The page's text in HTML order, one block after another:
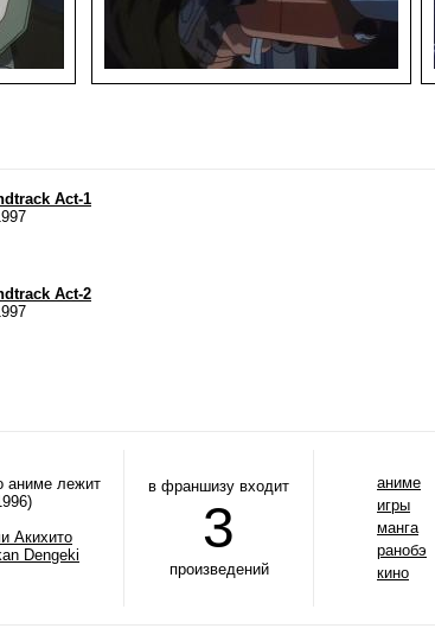
Act-1
Act-2
аниме лежит
Акихито
Dengeki
в франшизу входит
3
произведений
аниме
игры
манга
ранобэ
кино